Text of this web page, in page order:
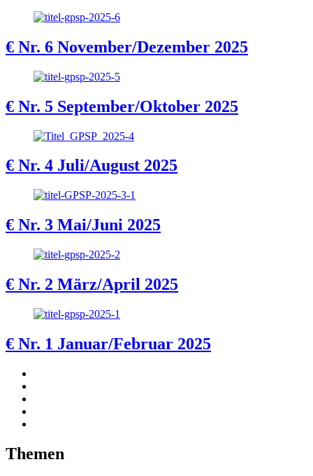
€ Nr. 6 November/Dezember 2025
€ Nr. 5 September/Oktober 2025
€ Nr. 4 Juli/August 2025
€ Nr. 3 Mai/Juni 2025
€ Nr. 2 März/April 2025
€ Nr. 1 Januar/Februar 2025
Themen